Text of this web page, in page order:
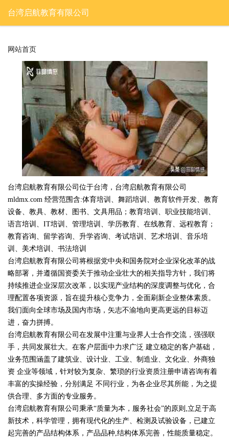
台湾启航教育有限公司
网站首页
台湾启航教育有限公司位于台湾，台湾启航教育有限公司
mldmx.com 经营范围含:体育培训、舞蹈培训、教育软件开发、教育
设备、教具、教材、图书、文具用品；教育培训、职业技能培训、
语言培训、IT培训、管理培训、学历教育、在线教育、远程教育；
教育咨询、留学咨询、升学咨询、考试培训、艺术培训、音乐培
训、美术培训、书法培训
台湾启航教育有限公司将根据党中央和国务院对企业深化改革的战
略部署，并遵循国资委关于推动企业壮大的相关指导方针，我们将
持续推进企业深层次改革，以实现产业结构的深度调整与优化，合
理配置各项资源，旨在提升核心竞争力，全面刷新企业整体素质。
我们面向全球市场及国内市场，矢志不渝地向更高更远的目标迈
进，奋力拼搏。
台湾启航教育有限公司在发展中注重与业界人士合作交流，强强联
手，共同发展壮大。在客户层面中力求广泛 建立稳定的客户基础，
业务范围涵盖了建筑业、设计业、工业、制造业、文化业、外商独
资 企业等领域，针对较为复杂、繁琐的行业资质注册申请咨询有着
丰富的实操经验，分别满足 不同行业，为各企业尽其所能，为之提
供合理、多方面的专业服务。
台湾启航教育有限公司秉承“质量为本，服务社会”的原则,立足于高
新技术，科学管理，拥有现代化的生产、检测及试验设备，已建立
起完善的产品结构体系，产品品种,结构体系完善，性能质量稳定。